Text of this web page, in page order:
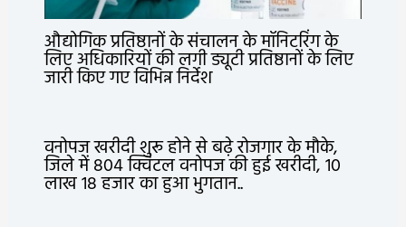
औद्योगिक प्रतिष्ठानों के संचालन के मॉनिटरिंग के
लिए अधिकारियों की लगी ड्यूटी प्रतिष्ठानों के लिए
जारी किए गए विभिन्न निर्देश
वनोपज खरीदी शुरू होने से बढ़े रोजगार के मौके,
जिले में 804 क्विंटल वनोपज की हुई खरीदी, 10
लाख 18 हजार का हुआ भुगतान..